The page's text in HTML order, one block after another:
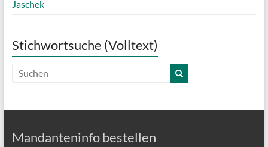
Jaschek
Stichwortsuche (Volltext)
Mandanteninfo bestellen